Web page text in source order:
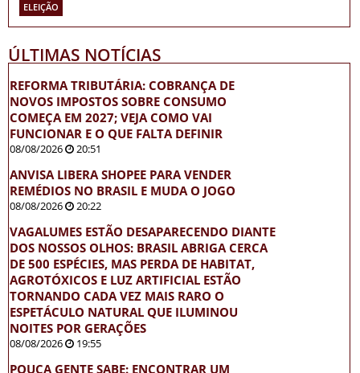
ELEIÇÃO
ÚLTIMAS NOTÍCIAS
REFORMA TRIBUTÁRIA: COBRANÇA DE
NOVOS IMPOSTOS SOBRE CONSUMO
COMEÇA EM 2027; VEJA COMO VAI
FUNCIONAR E O QUE FALTA DEFINIR
08/08/2026 20:51
ANVISA LIBERA SHOPEE PARA VENDER
REMÉDIOS NO BRASIL E MUDA O JOGO
08/08/2026 20:22
VAGALUMES ESTÃO DESAPARECENDO DIANTE
DOS NOSSOS OLHOS: BRASIL ABRIGA CERCA
DE 500 ESPÉCIES, MAS PERDA DE HABITAT,
AGROTÓXICOS E LUZ ARTIFICIAL ESTÃO
TORNANDO CADA VEZ MAIS RARO O
ESPETÁCULO NATURAL QUE ILUMINOU
NOITES POR GERAÇÕES
08/08/2026 19:55
POUCA GENTE SABE: ENCONTRAR UM